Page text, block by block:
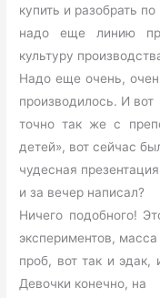
купить и разобрать по
надо еще линию
культуру
Надо еще очень,
производилось. И вот
точно так же с
детей», вот сейчас
чудесная
и за вечер написал?
Ничего подобного!
экспериментов, масса
проб, вот так и
Девочки конечно, на